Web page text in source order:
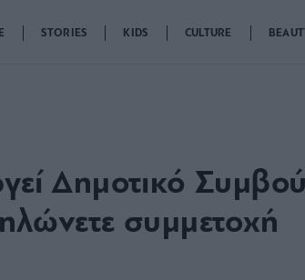
STORIES KIDS CULTURE
Δημοτικό
συμμετοχή